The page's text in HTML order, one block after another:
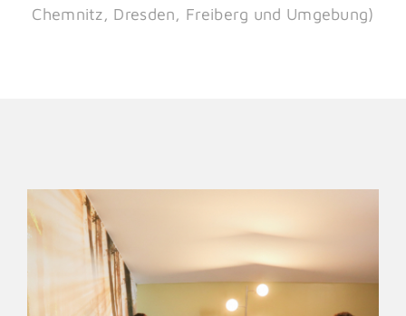
Chemnitz, Dresden, Freiberg und Umgebung)